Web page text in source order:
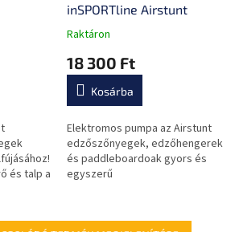
és talp a
inSPORTline Airstunt
A
átlagos
értékelése
0,0
csillag.
Raktáron
18 300 Ft
Kosárba
Elektromos pumpa az Airstunt
edzőszőnyegek, edzőhengerek
és paddleboardoak gyors és
egyszerű
lehetőség az 5 különböző...